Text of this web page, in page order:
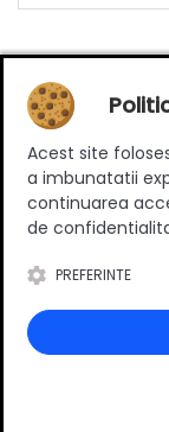
Deții sau ai
Spune-ți
Acest site
a imbunatatii
continuarea
de
PREFERINTE